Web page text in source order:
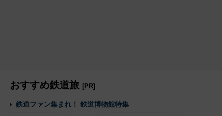
おすすめ鉄道旅 [PR]
鉄道ファン集まれ！ 鉄道博物館特集